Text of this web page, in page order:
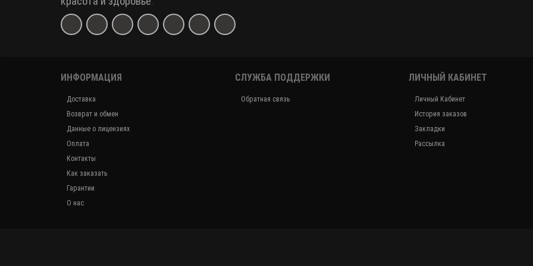
ИНФОРМАЦИЯ
Доставка
Возврат и обмен
Данные о лицензиях
Оплата
Контакты
Как заказать
Гарантии
О нас
СЛУЖБА ПОДДЕРЖКИ
Обратная связь
ЛИЧНЫЙ КАБИНЕТ
Личный Кабинет
История заказов
Закладки
Рассылка